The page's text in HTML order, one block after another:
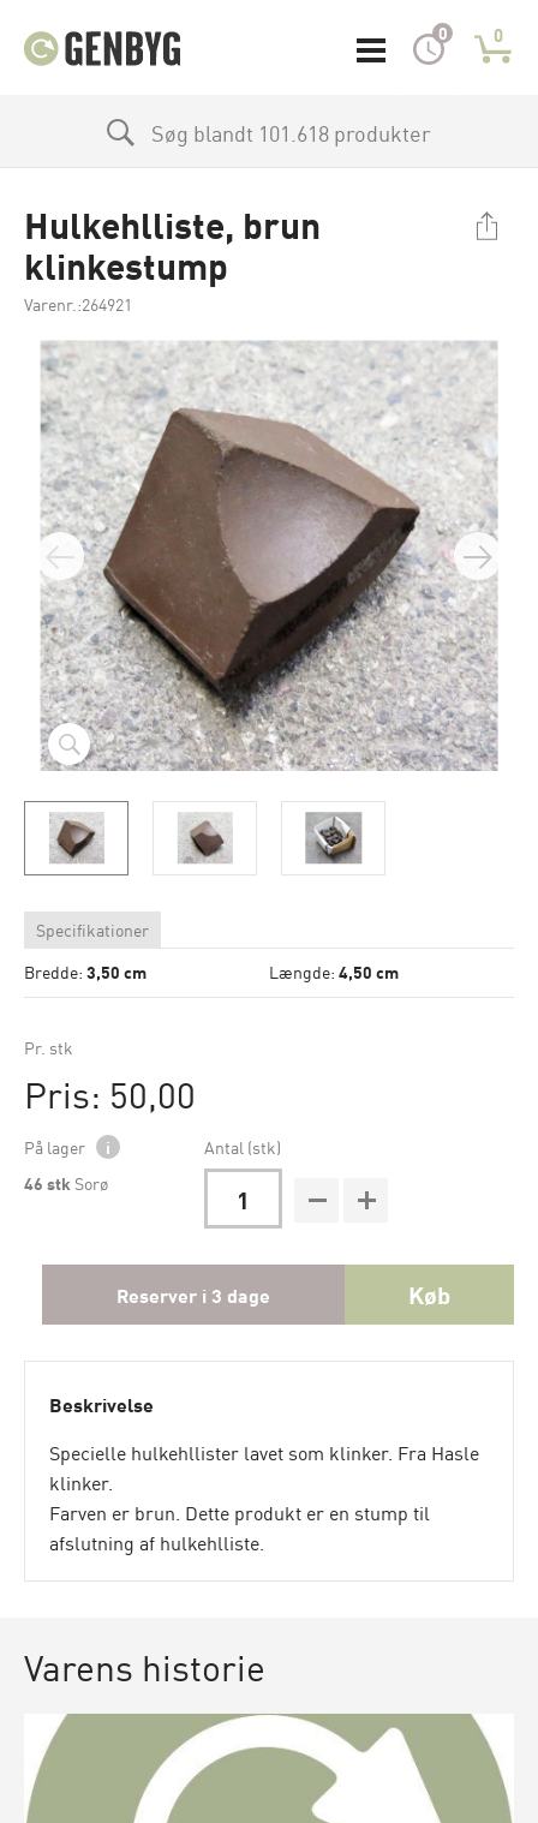
0 0
Søg blandt 101.618 produkter
Hulkehlliste, brun
klinkestump
Varenr.:264921
Specifikationer
Bredde: 3,50 cm Længde: 4,50 cm
Pr. stk
Pris: 50,00
På lager
i
46 stk Sorø
Antal (stk)
Reserver i 3 dage Køb
Beskrivelse
Specielle hulkehllister lavet som klinker. Fra Hasle
klinker.
Farven er brun. Dette produkt er en stump til
afslutning af hulkehlliste.
Varens historie